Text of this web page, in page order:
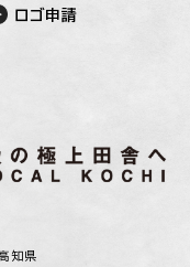
ロゴ申請
知県